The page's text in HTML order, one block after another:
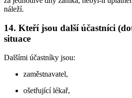
náleží.
14. Kteří jsou další účastníci
situace
Dalšími účastníky jsou:
zaměstnavatel,
ošetřující lékař,